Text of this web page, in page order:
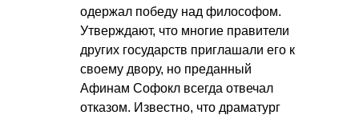
одержал победу над философом.
Утверждают, что многие правители
других государств приглашали его к
своему двору, но преданный
Афинам Софокл всегда отвечал
отказом. Известно, что драматург